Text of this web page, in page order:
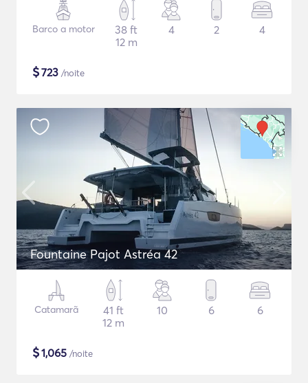
Barco a motor
38 ft
12 m
4 2 4
$723 /noite
Fountaine Pajot Astréa 42
Catamarã
41 ft
12 m
10 6 6
$1,065 /noite